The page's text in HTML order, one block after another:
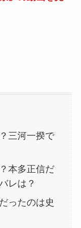
三河一揆で
本多正信だ
レは？
ったのは史